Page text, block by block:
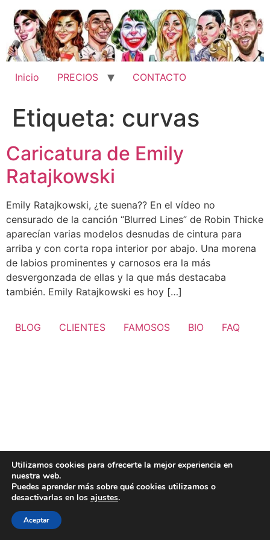
contenido
Inicio PRECIOS CONTACTO
Etiqueta: curvas
Caricatura de Emily
Ratajkowski
Emily Ratajkowski, ¿te suena?? En el vídeo no
censurado de la canción “Blurred Lines” de Robin Thicke
aparecían varias modelos desnudas de cintura para
arriba y con corta ropa interior por abajo. Una morena
de labios prominentes y carnosos era la más
desvergonzada de ellas y la que más destacaba
también. Emily Ratajkowski es hoy […]
BLOG CLIENTES FAMOSOS BIO FAQ
Utilizamos cookies para ofrecerte la mejor experiencia en
nuestra web.
Puedes aprender más sobre qué cookies utilizamos o
desactivarlas en los ajustes.
Aceptar